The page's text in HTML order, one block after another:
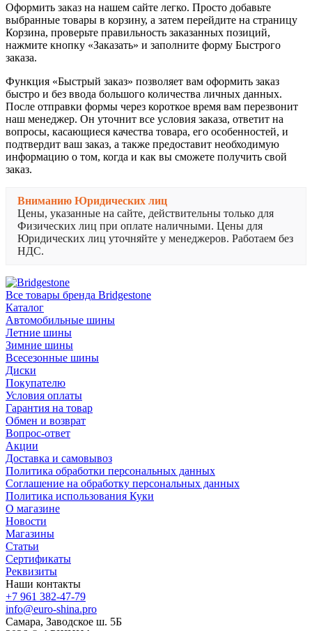
Оформить заказ на нашем сайте легко. Просто добавьте
выбранные товары в корзину, а затем перейдите на страницу
Корзина, проверьте правильность заказанных позиций,
нажмите кнопку «Заказать» и заполните форму Быстрого
заказа.
Функция «Быстрый заказ» позволяет вам оформить заказ
быстро и без ввода большого количества личных данных.
После отправки формы через короткое время вам перезвонит
наш менеджер. Он уточнит все условия заказа, ответит на
вопросы, касающиеся качества товара, его особенностей, и
подтвердит ваш заказ, а также предоставит необходимую
информацию о том, когда и как вы сможете получить свой
заказ.
Вниманию Юридических лиц
Цены, указанные на сайте, действительны только для
Физических лиц при оплате наличными. Цены для
Юридических лиц уточняйте у менеджеров. Работаем без
НДС.
Все товары бренда Bridgestone
Каталог
Автомобильные шины
Летние шины
Зимние шины
Всесезонные шины
Диски
Покупателю
Условия оплаты
Гарантия на товар
Обмен и возврат
Вопрос-ответ
Акции
Доставка и самовывоз
Политика обработки персональных данных
Соглашение на обработку персональных данных
Политика использования Куки
О магазине
Новости
Магазины
Статьи
Сертификаты
Реквизиты
Наши контакты
+7 961 382-47-79
info@euro-shina.pro
Самара, Заводское ш. 5Б